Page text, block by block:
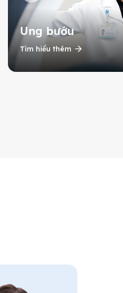
Ung bướu
Tìm hiểu thêm